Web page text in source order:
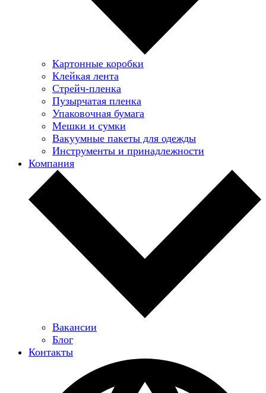
Картонные коробки
Клейкая лента
Стрейч-пленка
Пузырчатая пленка
Упаковочная бумага
Мешки и сумки
Вакуумные пакеты для одежды
Инструменты и принадлежности
Компания
Вакансии
Блог
Контакты